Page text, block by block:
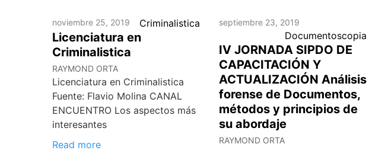
noviembre 25, 2019 Criminalistica
Licenciatura en
Criminalistica
RAYMOND ORTA
Licenciatura en Criminalistica
Fuente: Flavio Molina CANAL
ENCUENTRO Los aspectos más
interesantes
Read more
septiembre 23, 2019
Documentoscopia
IV JORNADA SIPDO DE
CAPACITACIÓN Y
ACTUALIZACIÓN Análisis
forense de Documentos,
métodos y principios de
su abordaje
RAYMOND ORTA